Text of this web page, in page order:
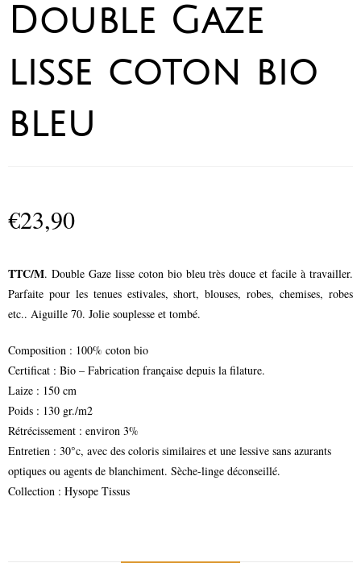
Double Gaze
lisse coton bio
bleu
€23,90
TTC/M. Double Gaze lisse coton bio bleu très douce et facile à travailler.
Parfaite pour les tenues estivales, short, blouses, robes, chemises, robes
etc.. Aiguille 70. Jolie souplesse et tombé.
Composition : 100% coton bio
Certificat : Bio – Fabrication française depuis la filature.
Laize : 150 cm
Poids : 130 gr./m2
Rétrécissement : environ 3%
Entretien : 30°c, avec des coloris similaires et une lessive sans azurants
optiques ou agents de blanchiment. Sèche-linge déconseillé.
Collection : Hysope Tissus